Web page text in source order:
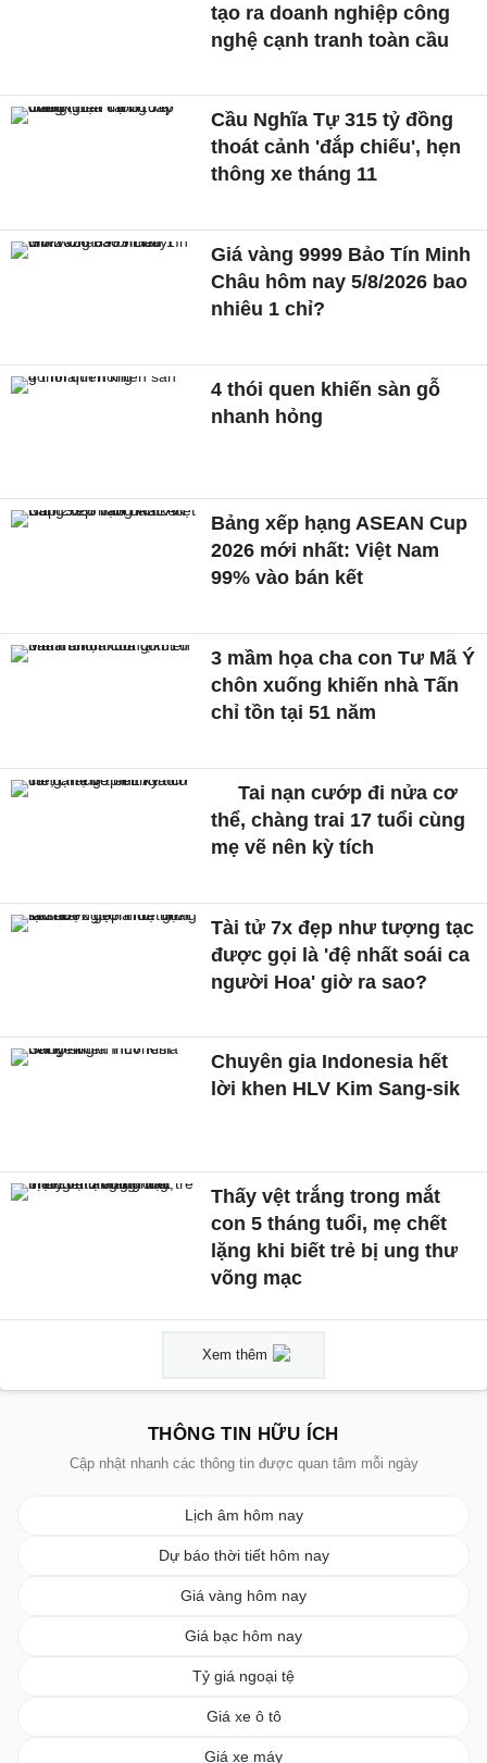
tạo ra doanh nghiệp công
nghệ cạnh tranh toàn cầu
Cầu Nghĩa Tự 315 tỷ đồng
thoát cảnh 'đắp chiếu', hẹn
thông xe tháng 11
Giá vàng 9999 Bảo Tín Minh
Châu hôm nay 5/8/2026 bao
nhiêu 1 chỉ?
4 thói quen khiến sàn gỗ
nhanh hỏng
Bảng xếp hạng ASEAN Cup
2026 mới nhất: Việt Nam
99% vào bán kết
3 mầm họa cha con Tư Mã Ý
chôn xuống khiến nhà Tấn
chỉ tồn tại 51 năm
Tai nạn cướp đi nửa cơ
thể, chàng trai 17 tuổi cùng
mẹ vẽ nên kỳ tích
Tài tử 7x đẹp như tượng tạc
được gọi là 'đệ nhất soái ca
người Hoa' giờ ra sao?
Chuyên gia Indonesia hết
lời khen HLV Kim Sang-sik
Thấy vệt trắng trong mắt
con 5 tháng tuổi, mẹ chết
lặng khi biết trẻ bị ung thư
võng mạc
Xem thêm
THÔNG TIN HỮU ÍCH
Cập nhật nhanh các thông tin được quan tâm mỗi ngày
Lịch âm hôm nay
Dự báo thời tiết hôm nay
Giá vàng hôm nay
Giá bạc hôm nay
Tỷ giá ngoại tệ
Giá xe ô tô
Giá xe máy